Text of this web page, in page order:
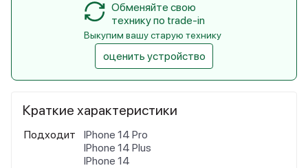
Краткие характеристики
Подходит
IPhone 14 Pro
IPhone 14 Plus
IPhone 14
Обменяйте свою
технику по trade-in
Выкупим вашу старую технику
оценить устройство